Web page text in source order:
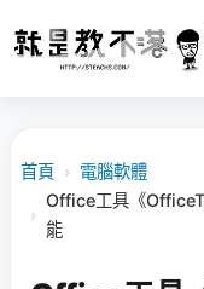
首頁 › 電腦軟體
›
Office工具《
能